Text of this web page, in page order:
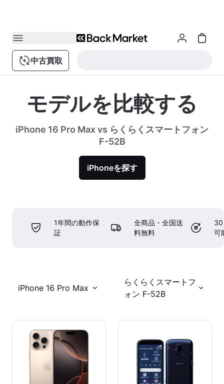
中古買取
モデルを比較する
iPhone 16 Pro Max vs らくらくスマートフォン
F-52B
iPhoneを探す
1年間の動作保
証
全商品・全国送
料無料
30
可
iPhone 16 Pro Max
らくらくスマートフ
ォン F-52B